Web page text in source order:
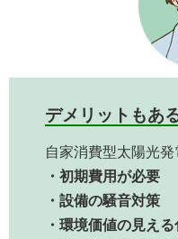
デメリットもあ
自家消費型太陽光発
・初期費用が必要
・設備の騒音対策
・環境価値の見える